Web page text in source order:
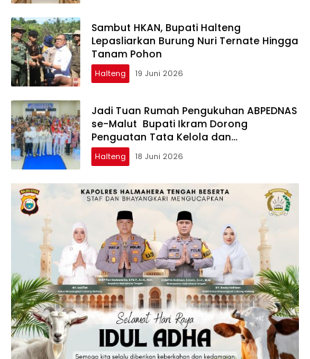
Sambut HKAN, Bupati Halteng
Lepasliarkan Burung Nuri Ternate Hingga
Tanam Pohon
Halteng 19 Juni 2026
Jadi Tuan Rumah Pengukuhan ABPEDNAS
se-Malut Bupati Ikram Dorong
Penguatan Tata Kelola dan
Pengawasan Desa
Halteng 18 Juni 2026